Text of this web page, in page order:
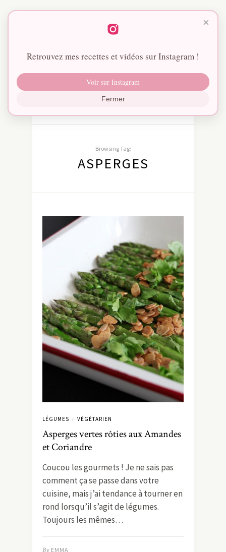
Browsing Tag:
ASPERGES
LÉGUMES / VÉGÉTARIEN
Asperges vertes rôties aux Amandes
et Coriandre
Coucou les gourmets ! Je ne sais pas
comment ça se passe dans votre
cuisine, mais j’ai tendance à tourner en
rond lorsqu’il s’agit de légumes.
Toujours les mêmes…
By EMMA
×
Retrouvez mes recettes et vidéos sur Instagram !
Voir sur Instagram
Fermer